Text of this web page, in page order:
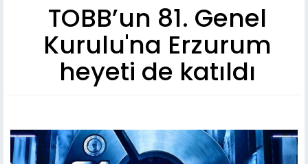
TOBB’un 81. Genel
Kurulu'na Erzurum
heyeti de katıldı